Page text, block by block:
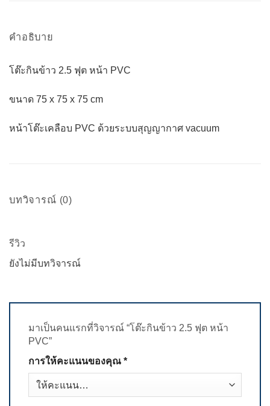
คำอธิบาย
โต๊ะกินข้าว 2.5 ฟุต หน้า PVC
ขนาด 75 x 75 x 75 cm
หน้าโต๊ะเคลือบ PVC ด้วยระบบสุญญากาศ vacuum
บทวิจารณ์ (0)
รีวิว
ยังไม่มีบทวิจารณ์
มาเป็นคนแรกที่วิจารณ์ “โต๊ะกินข้าว 2.5 ฟุต หน้า
PVC”
การให้คะแนนของคุณ *